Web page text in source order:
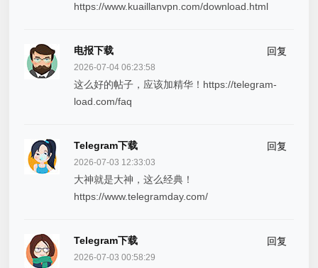
https://www.kuaillanvpn.com/download.html
电报下载 回复
2026-07-04 06:23:58
这么好的帖子，应该加精华！https://telegram-
load.com/faq
Telegram下载 回复
2026-07-03 12:33:03
大神就是大神，这么经典！
https://www.telegramday.com/
Telegram下载 回复
2026-07-03 00:58:29